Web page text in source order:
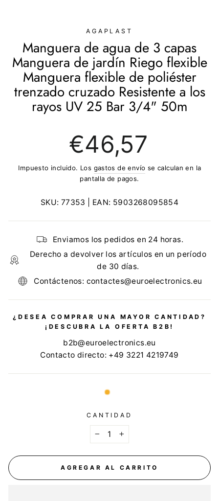
AGAPLAST
Manguera de agua de 3 capas
Manguera de jardín Riego flexible
Manguera flexible de poliéster
trenzado cruzado Resistente a los
rayos UV 25 Bar 3/4" 50m
regular
€46,57
Impuesto incluido. Los gastos de envío se calculan en la
pantalla de pagos.
SKU: 77353 | EAN: 5903268095854
Enviamos los pedidos en 24 horas.
Derecho a devolver los artículos en un período
de 30 días.
Contáctenos: contactes@euroelectronics.eu
¿DESEA COMPRAR UNA MAYOR CANTIDAD?
¡DESCUBRA LA OFERTA B2B!
b2b@euroelectronics.eu
Contacto directo: +49 3221 4219749
CANTIDAD
+
AGREGAR AL CARRITO